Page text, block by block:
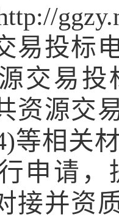
易投标
交易
资源交
等相关
申请
接并资